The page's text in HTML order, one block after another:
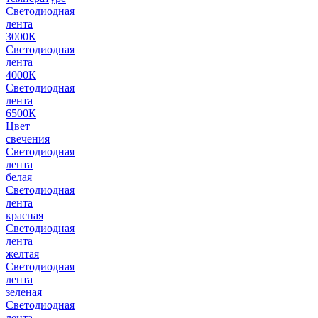
Светодиодная
лента
3000К
Светодиодная
лента
4000К
Светодиодная
лента
6500К
Цвет
свечения
Светодиодная
лента
белая
Светодиодная
лента
красная
Светодиодная
лента
желтая
Светодиодная
лента
зеленая
Светодиодная